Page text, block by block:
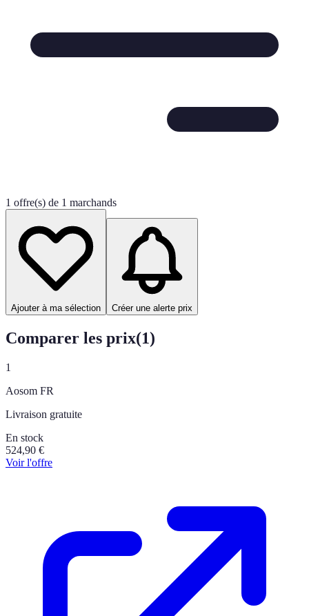
1 offre(s) de 1 marchands
Ajouter à ma sélection Créer une alerte prix
Comparer les prix(1)
1
Aosom FR
Livraison gratuite
En stock
524,90 €
Voir l'offre